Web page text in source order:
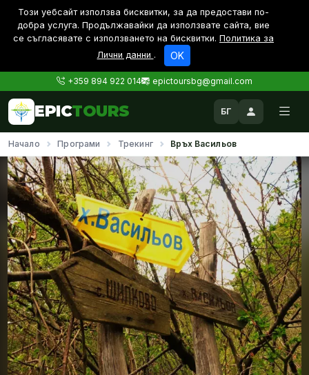
Този уебсайт използва бисквитки, за да предостави по-
дoбра услуга. Продължавайки да използвате сайта, вие
се съгласявате с използването на бисквитки. Политика за
Лични данни . OK
+359 894 922 014 epictoursbg@gmail.com
EPICTOURS БГ
Начало Програми Трекинг Връх Васильов